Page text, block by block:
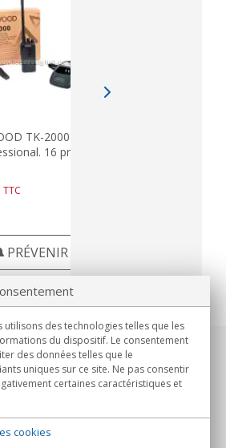
TK-2000E VHF 144-
16 programm
TTC
PRÉVENIR
- 15h00.
des technologies telles que les
du dispositif. Le consentement
des données telles que le
uniques sur ce site. Ne pas consentir
certaines caractéristiques et
cookies